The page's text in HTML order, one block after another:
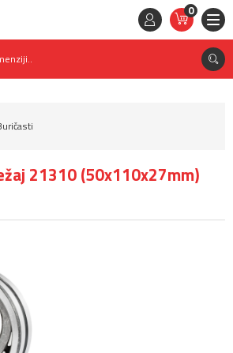
0
STAVKE
0,
RSD
21310 (50x110x27mm)